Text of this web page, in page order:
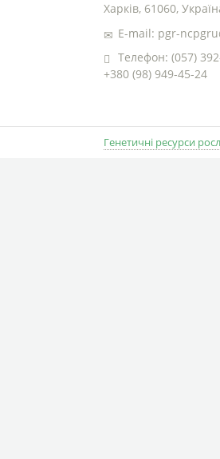
Харків, 61060,
E-mail: pgr-
Телефон: (057)
+380 (98) 949-45-24
Генетичні ресурси